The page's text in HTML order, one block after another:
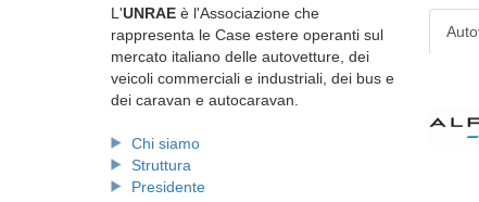
L'UNRAE è l'Associazione che
rappresenta le Case estere operanti sul
mercato italiano delle autovetture, dei
veicoli commerciali e industriali, dei bus e
dei caravan e autocaravan.
Chi siamo
Struttura
Presidente